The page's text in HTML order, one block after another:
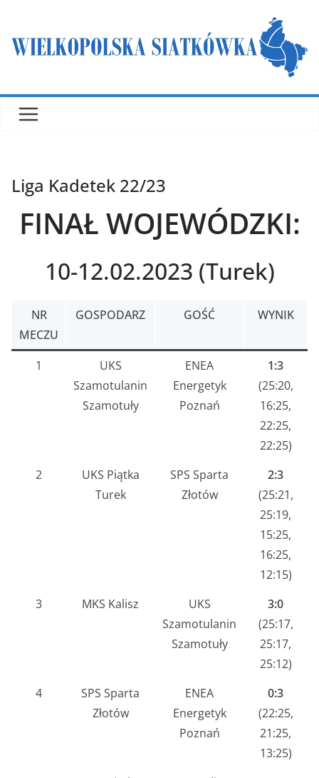
treści
Liga Kadetek 22/23
FINAŁ WOJEWÓDZKI:
10-12.02.2023 (Turek)
NR
MECZU
GOSPODARZ GOŚĆ WYNIK
1
UKS
Szamotulanin
Szamotuły
ENEA
Energetyk
Poznań
1:3
(25:20,
16:25,
22:25,
22:25)
2
UKS Piątka
Turek
SPS Sparta
Złotów
2:3
(25:21,
25:19,
15:25,
16:25,
12:15)
3
MKS Kalisz
UKS
Szamotulanin
Szamotuły
3:0
(25:17,
25:17,
25:12)
4
SPS Sparta
Złotów
ENEA
Energetyk
Poznań
0:3
(22:25,
21:25,
13:25)